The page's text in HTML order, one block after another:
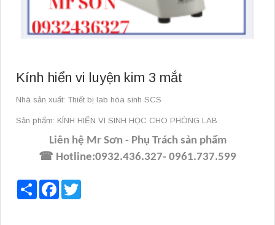
Kính hiển vi luyện kim 3 mắt
Nhà sản xuất: Thiết bị lab hóa sinh SCS
Sản phẩm: KÍNH HIỂN VI SINH HỌC CHO PHÒNG LAB
Liên hệ Mr Sơn - Phụ Trách sản phẩm
☎ Hotline:0932.436.327- 0961.737.599
Share Facebook